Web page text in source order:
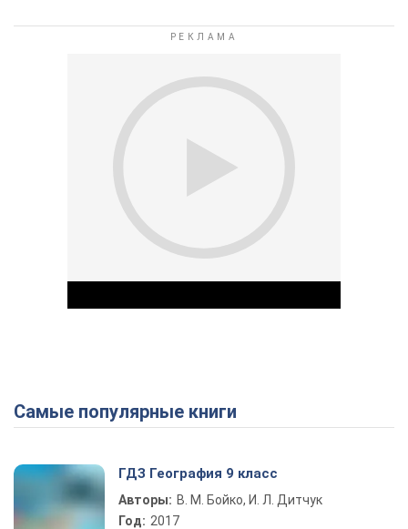
Play Video
Самые популярные книги
ГДЗ География 9 класс
Авторы: В. М. Бойко, И. Л. Дитчук
Год: 2017